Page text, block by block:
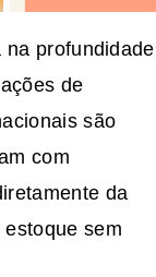
profundidade
de
são
com
da
sem